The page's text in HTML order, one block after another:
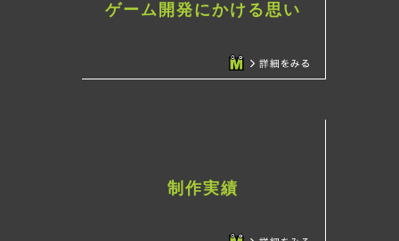
ゲーム開発にかける思い
制作実績